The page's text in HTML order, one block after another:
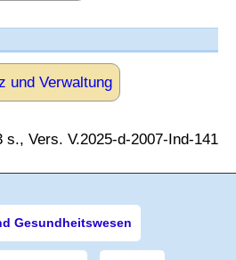
und Verwaltung
s., Vers. V.2025-d-2007-Ind-141
Gesundheitswesen